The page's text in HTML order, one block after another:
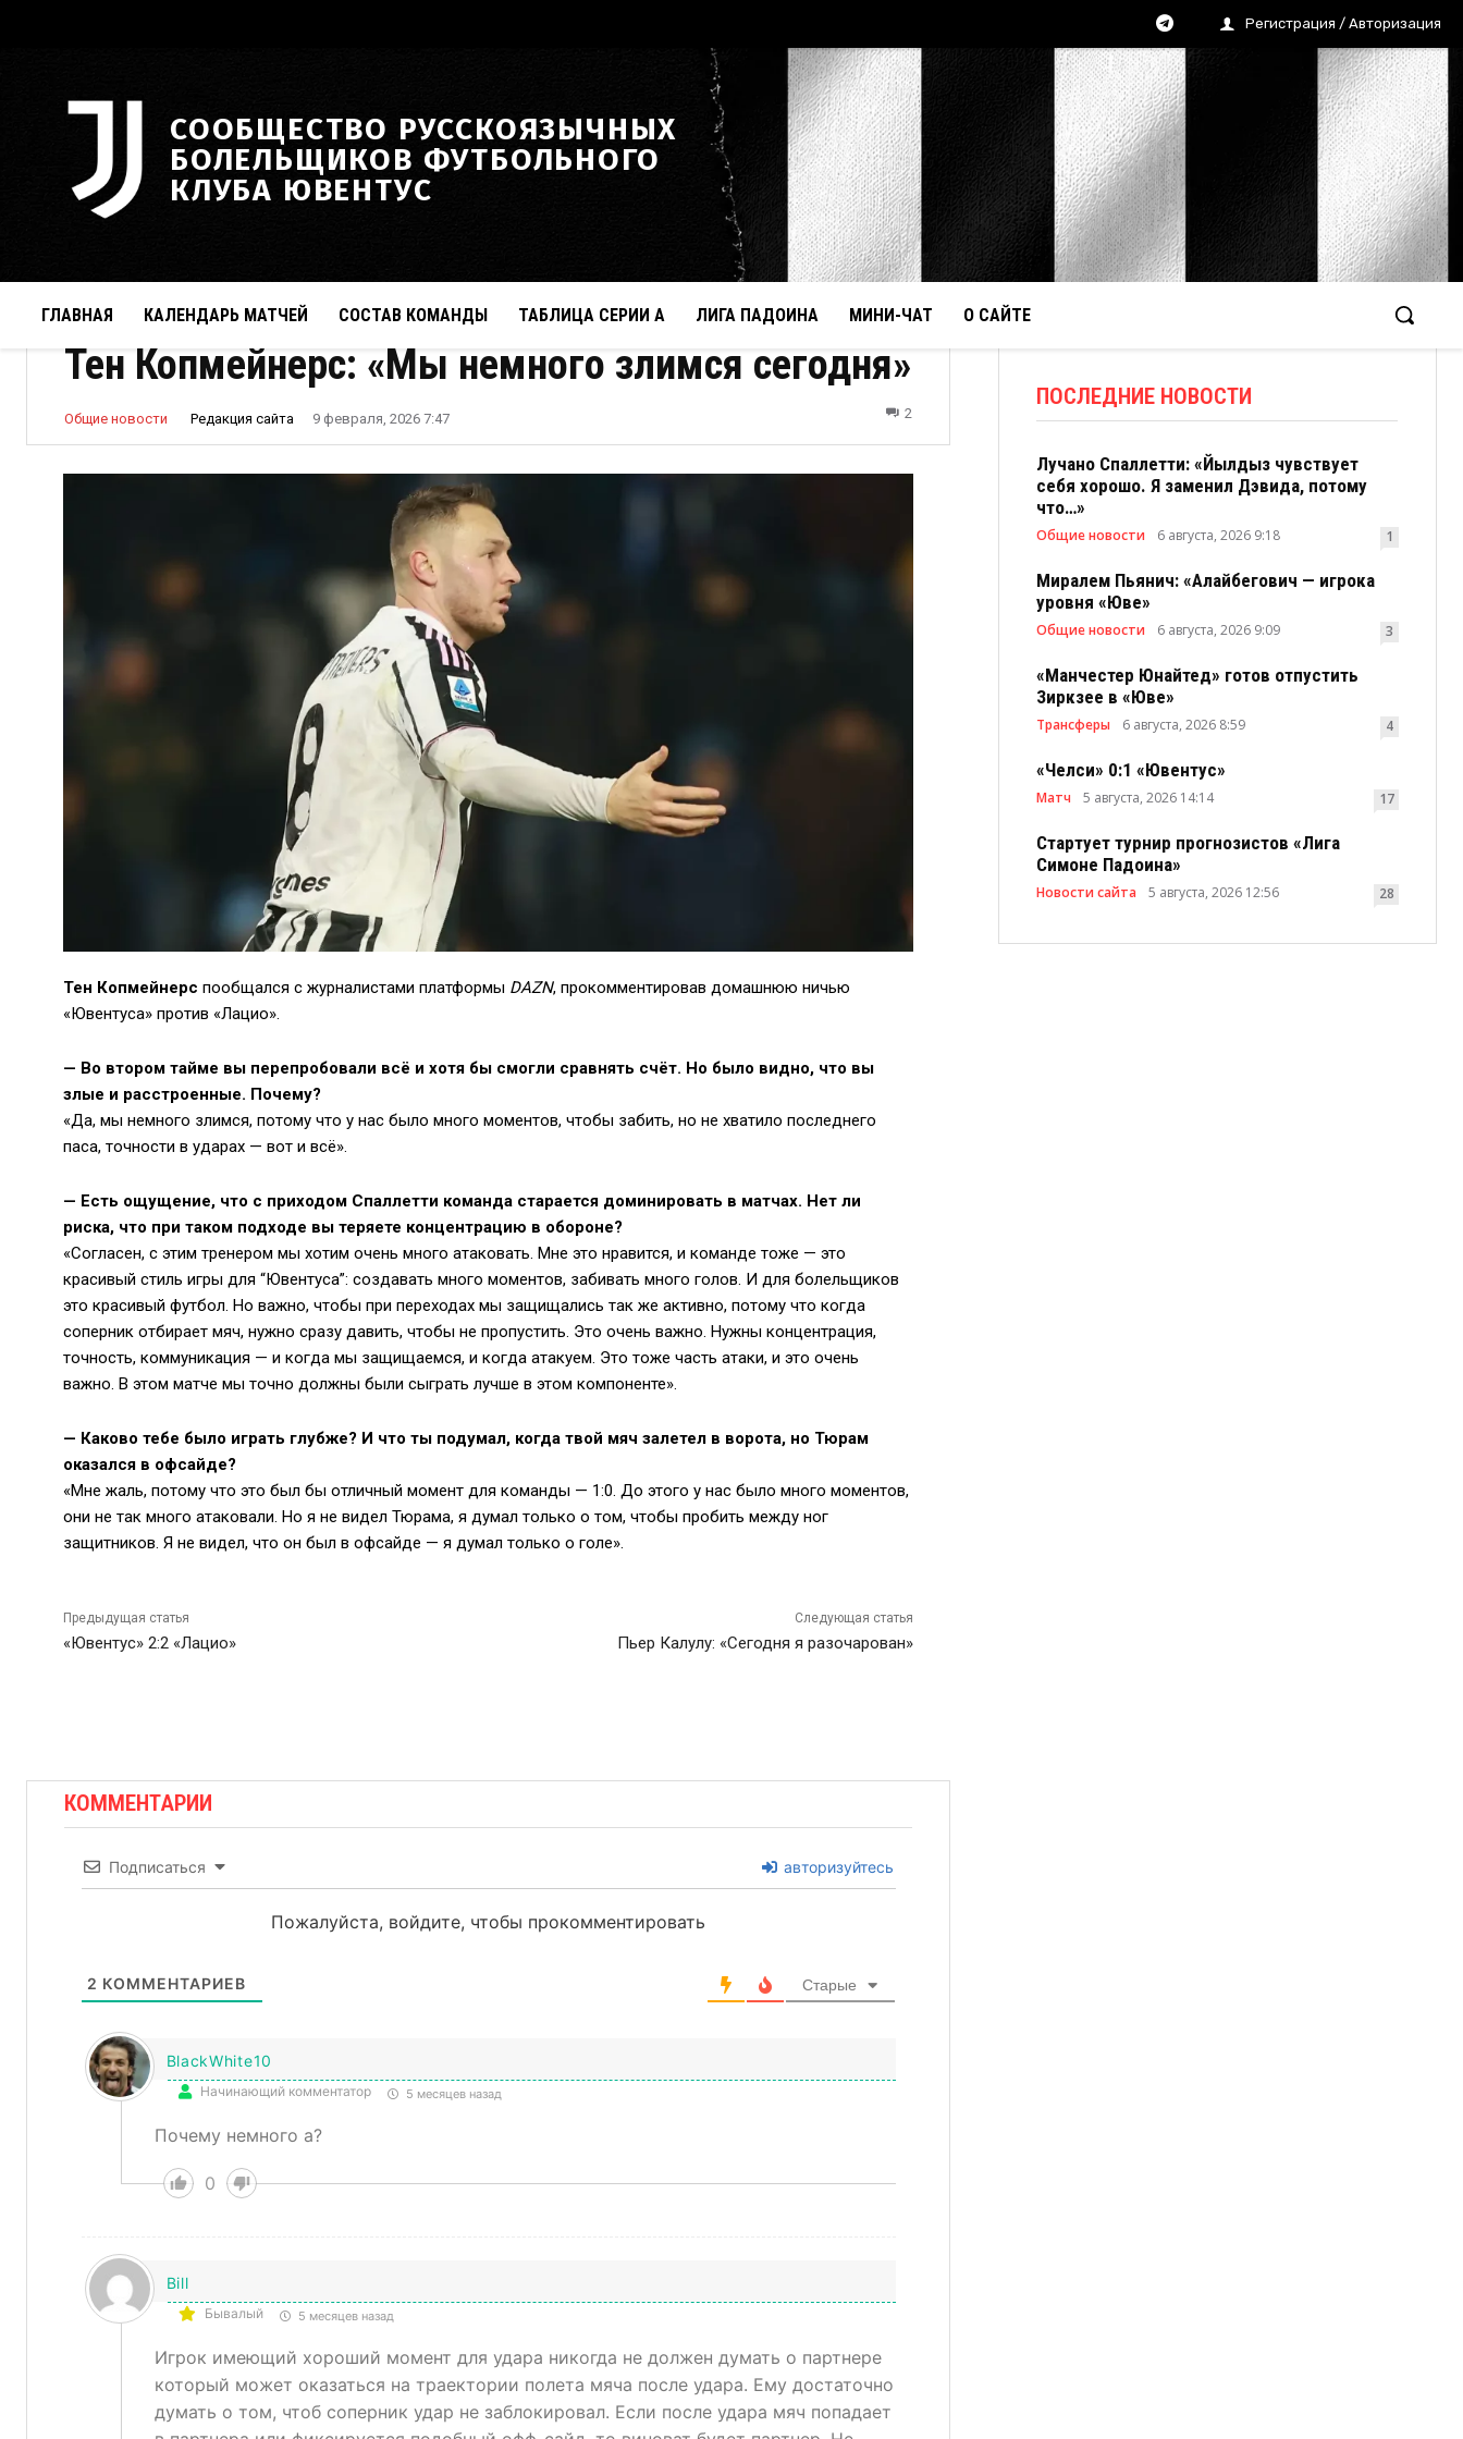
Регистрация / Авторизация
СООБЩЕСТВО РУССКОЯЗЫЧНЫХ
БОЛЕЛЬЩИКОВ ФУТБОЛЬНОГО
КЛУБА ЮВЕНТУС
ГЛАВНАЯ КАЛЕНДАРЬ МАТЧЕЙ СОСТАВ КОМАНДЫ ТАБЛИЦА СЕРИИ А ЛИГА ПАДОИНА МИНИ-ЧАТ О САЙТЕ
Тен Копмейнерс: «Мы немного злимся сегодня»
Общие новости Редакция сайта 9 февраля, 2026 7:47 2
Тен Копмейнерс пообщался с журналистами платформы DAZN, прокомментировав домашнюю ничью
«Ювентуса» против «Лацио».
— Во втором тайме вы перепробовали всё и хотя бы смогли сравнять счёт. Но было видно, что вы
злые и расстроенные. Почему?
«Да, мы немного злимся, потому что у нас было много моментов, чтобы забить, но не хватило последнего
паса, точности в ударах — вот и всё».
— Есть ощущение, что с приходом Спаллетти команда старается доминировать в матчах. Нет ли
риска, что при таком подходе вы теряете концентрацию в обороне?
«Согласен, с этим тренером мы хотим очень много атаковать. Мне это нравится, и команде тоже — это
красивый стиль игры для “Ювентуса”: создавать много моментов, забивать много голов. И для болельщиков
это красивый футбол. Но важно, чтобы при переходах мы защищались так же активно, потому что когда
соперник отбирает мяч, нужно сразу давить, чтобы не пропустить. Это очень важно. Нужны концентрация,
точность, коммуникация — и когда мы защищаемся, и когда атакуем. Это тоже часть атаки, и это очень
важно. В этом матче мы точно должны были сыграть лучше в этом компоненте».
— Каково тебе было играть глубже? И что ты подумал, когда твой мяч залетел в ворота, но Тюрам
оказался в офсайде?
«Мне жаль, потому что это был бы отличный момент для команды — 1:0. До этого у нас было много моментов,
они не так много атаковали. Но я не видел Тюрама, я думал только о том, чтобы пробить между ног
защитников. Я не видел, что он был в офсайде — я думал только о голе».
Предыдущая статья
«Ювентус» 2:2 «Лацио»
Следующая статья
Пьер Калулу: «Сегодня я разочарован»
КОММЕНТАРИИ
Подписаться авторизуйтесь
Пожалуйста, войдите, чтобы прокомментировать
2 КОММЕНТАРИЕВ Старые
BlackWhite10
Начинающий комментатор 5 месяцев назад
Почему немного а?
0
Bill
Бывалый 5 месяцев назад
Игрок имеющий хороший момент для удара никогда не должен думать о партнере
который может оказаться на траектории полета мяча после удара. Ему достаточно
думать о том, чтоб соперник удар не заблокировал. Если после удара мяч попадает
ПОСЛЕДНИЕ НОВОСТИ
Лучано Спаллетти: «Йылдыз чувствует
себя хорошо. Я заменил Дэвида, потому
что…»
Общие новости 6 августа, 2026 9:18 1
Миралем Пьянич: «Алайбегович — игрока
уровня «Юве»
Общие новости 6 августа, 2026 9:09 3
«Манчестер Юнайтед» готов отпустить
Зиркзее в «Юве»
Трансферы 6 августа, 2026 8:59 4
«Челси» 0:1 «Ювентус»
Матч 5 августа, 2026 14:14 17
Стартует турнир прогнозистов «Лига
Симоне Падоина»
Новости сайта 5 августа, 2026 12:56 28